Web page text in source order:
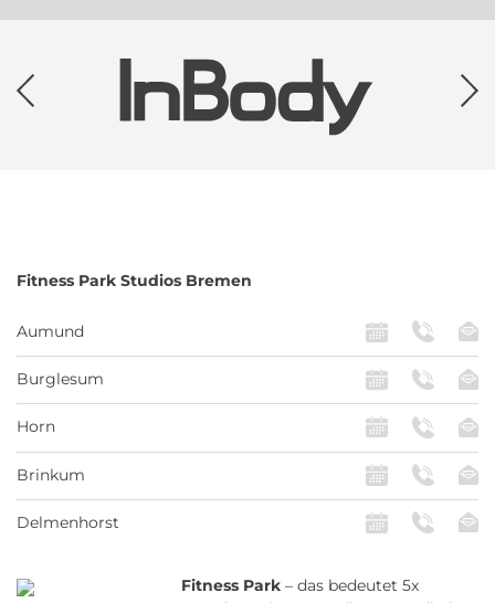
Fitness Park Studios Bremen
Aumund
Burglesum
Horn
Brinkum
Delmenhorst
Fitness Park – das bedeutet 5x